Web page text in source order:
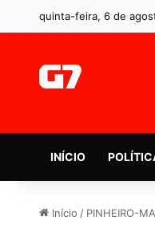
quinta-feira, 6 de
INÍCIO
Início / PINHEIRO-MA